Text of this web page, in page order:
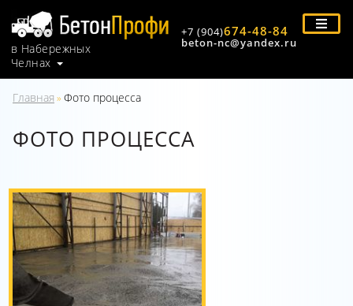
в Набережных
Челнах
+7 (904)674-48-84
beton-nc@yandex.ru
Главная » Фото процесса
ФОТО ПРОЦЕССА